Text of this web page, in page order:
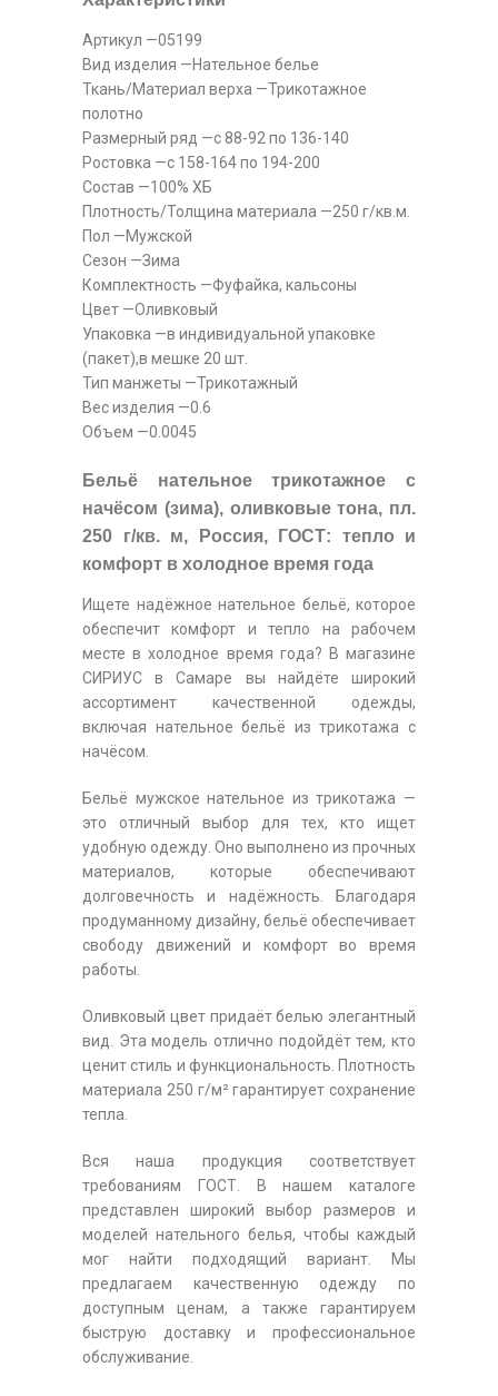
Артикул —05199
Вид изделия —Нательное белье
Ткань/Материал верха —Трикотажное
полотно
Размерный ряд —с 88-92 по 136-140
Ростовка —с 158-164 по 194-200
Состав —100% ХБ
Плотность/Толщина материала —250 г/кв.м.
Пол —Мужской
Сезон —Зима
Комплектность —Фуфайка, кальсоны
Цвет —Оливковый
Упаковка —в индивидуальной упаковке
(пакет),в мешке 20 шт.
Тип манжеты —Трикотажный
Вес изделия —0.6
Объем —0.0045
Бельё нательное трикотажное с
начёсом (зима), оливковые тона, пл.
250 г/кв. м, Россия, ГОСТ: тепло и
комфорт в холодное время года
Ищете надёжное нательное бельё, которое
обеспечит комфорт и тепло на рабочем
месте в холодное время года? В магазине
СИРИУС в Самаре вы найдёте широкий
ассортимент качественной одежды,
включая нательное бельё из трикотажа с
начёсом.
Бельё мужское нательное из трикотажа —
это отличный выбор для тех, кто ищет
удобную одежду. Оно выполнено из прочных
материалов, которые обеспечивают
долговечность и надёжность. Благодаря
продуманному дизайну, бельё обеспечивает
свободу движений и комфорт во время
работы.
Оливковый цвет придаёт белью элегантный
вид. Эта модель отлично подойдёт тем, кто
ценит стиль и функциональность. Плотность
материала 250 г/м² гарантирует сохранение
тепла.
Вся наша продукция соответствует
требованиям ГОСТ. В нашем каталоге
представлен широкий выбор размеров и
моделей нательного белья, чтобы каждый
мог найти подходящий вариант. Мы
предлагаем качественную одежду по
доступным ценам, а также гарантируем
быструю доставку и профессиональное
обслуживание.